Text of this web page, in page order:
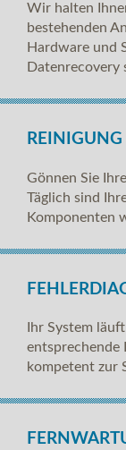
Wir halten
bestehenden
Hardware und
Datenrecovery
Gönnen Sie
Täglich sind
Komponenten
Ihr System
entsprechende
kompetent zur